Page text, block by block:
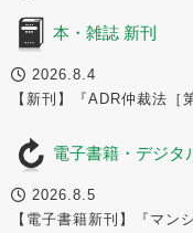
本・雑誌 新刊
2026.8.4
【新刊】『ADR仲裁法［
電子書籍・デジタ
2026.8.5
【電子書籍新刊】『マン